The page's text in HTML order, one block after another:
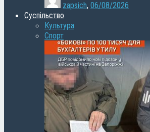
zapsich, 06/08/2026
Суспільство
Культура
Спорт